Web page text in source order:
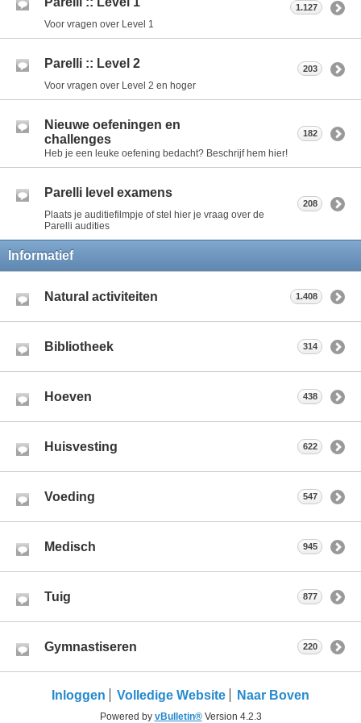
Voor vragen over Level 1
1.127
Parelli :: Level 2
Voor vragen over Level 2 en hoger
203
Nieuwe oefeningen en
challenges
Heb je een leuke oefening bedacht? Beschrijf hem hier!
182
Parelli level examens
Plaats je auditiefilmpje of stel hier je vraag over de
Parelli audities
208
Informatief
Natural activiteiten 1.408
Bibliotheek 314
Hoeven 438
Huisvesting 622
Voeding 547
Medisch 945
Tuig 877
Gymnastiseren 220
Inloggen Volledige Website Naar Boven
Powered by vBulletin®Version 4.2.3